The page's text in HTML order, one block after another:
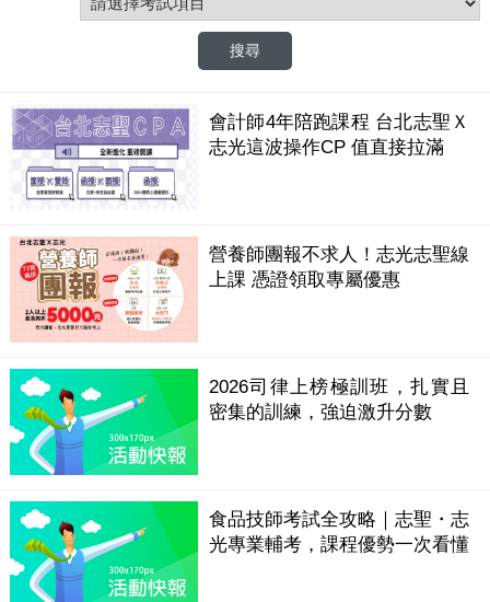
會計師4年陪跑課程 台北志聖Ｘ
志光這波操作CP 值直接拉滿
營養師團報不求人！志光志聖線
上課 憑證領取專屬優惠
2026司律上榜極訓班，扎實且
密集的訓練，強迫激升分數
食品技師考試全攻略｜志聖・志
光專業輔考，課程優勢一次看懂